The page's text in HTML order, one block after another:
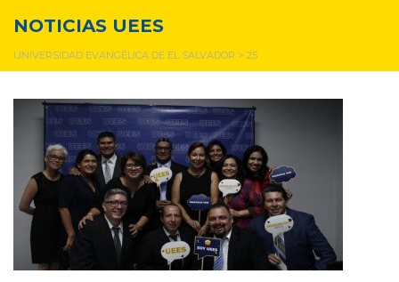
NOTICIAS UEES
UNIVERSIDAD EVANGÉLICA DE EL SALVADOR > 25